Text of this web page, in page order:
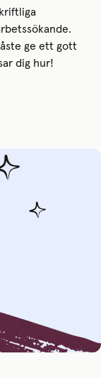
ge ett gott
dig hur!